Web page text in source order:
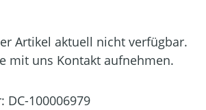
Artikel aktuell nicht verfügbar.
mit uns Kontakt aufnehmen.
DC-100006979